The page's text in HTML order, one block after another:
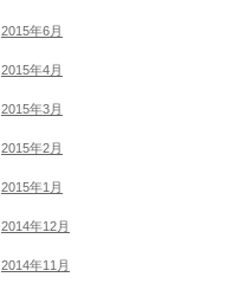
2015年6月
2015年4月
2015年3月
2015年2月
2015年1月
2014年12月
2014年11月